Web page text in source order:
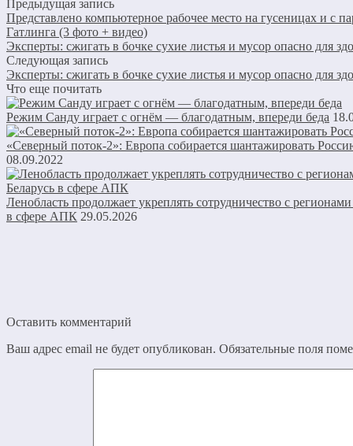
Предыдущая запись
Представлено компьютерное рабочее место на гусеницах и с
Гатлинга (3 фото + видео)
Эксперты: сжигать в бочке сухие листья и мусор опасно для
Следующая запись
Эксперты: сжигать в бочке сухие листья и мусор опасно для
Что еще почитать
Режим Санду играет с огнём — благодатным, впереди беда
«Северный поток-2»: Европа собирается шантажировать
08.09.2022
Ленобласть продолжает укреплять сотрудничество с
в сфере АПК 29.05.2026
Оставить комментарий
Ваш адрес email не будет опубликован. Обязательные поля